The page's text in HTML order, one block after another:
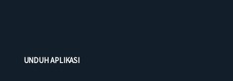
UNDUH APLIKASI